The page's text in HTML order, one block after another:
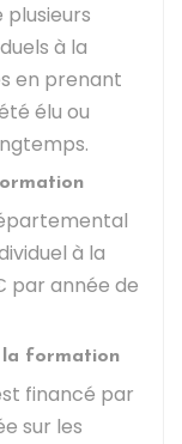
plusieurs
à la
en prenant
élu ou
à la
par année de
la formation
financé par
sur les